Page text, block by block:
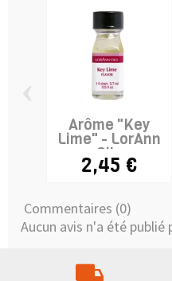
Arôme "Key
Lime" - LorAnn
Oils
2,45 €
Commentaires (0)
Aucun avis n'a été